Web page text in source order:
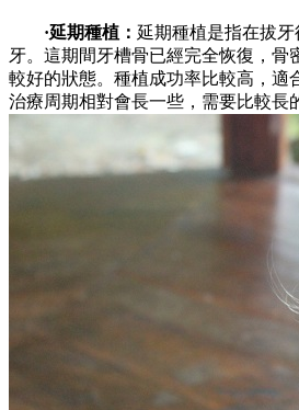
·延期種植： 延期種植是指在拔
牙。這期間牙槽骨已經完全恢復，骨
較好的狀態。種植成功率比較高，適
治療周期相對會長一些，需要比較長